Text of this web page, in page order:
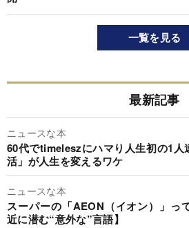
一覧を見る
最新記事
ニュースな本
60代でtimeleszにハマり人生初の1
活」が人生を変えるワケ
ニュースな本
スーパーの「AEON（イオン）」っ
近に潜む“意外な”言語】